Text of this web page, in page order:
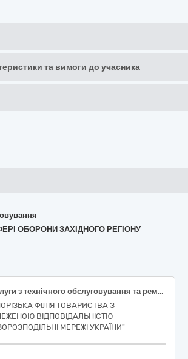
та вимоги до учасника
ОБОРОНИ ЗАХІДНОГО РЕГІОНУ
Послуги з технічного обслуговування та ремонту автотранспортних засобів
ФІЛІЯ ТОВАРИСТВА З
ВІДПОВІДАЛЬНІСТЮ
МЕРЕЖІ УКРАЇНИ"